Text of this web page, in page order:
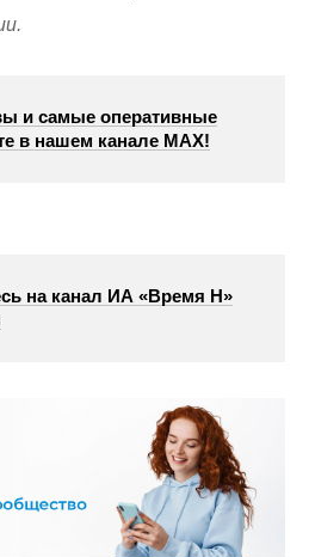
и самые оперативные
в нашем канале МАХ!
на канал ИА «Время Н»